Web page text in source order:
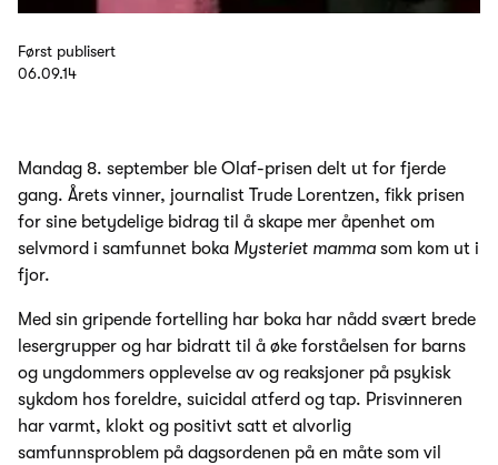
Først publisert
06.09.14
Mandag 8. september ble Olaf-prisen delt ut for fjerde
gang. Årets vinner, journalist Trude Lorentzen, fikk prisen
for sine betydelige bidrag til å skape mer åpenhet om
selvmord i samfunnet boka Mysteriet mamma som kom ut i
fjor.
Med sin gripende fortelling har boka har nådd svært brede
lesergrupper og har bidratt til å øke forståelsen for barns
og ungdommers opplevelse av og reaksjoner på psykisk
sykdom hos foreldre, suicidal atferd og tap. Prisvinneren
har varmt, klokt og positivt satt et alvorlig
samfunnsproblem på dagsordenen på en måte som vil